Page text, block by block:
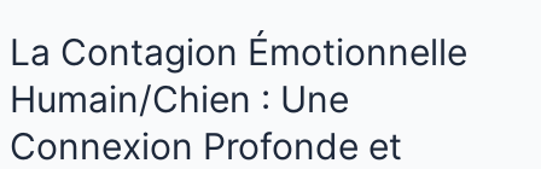
La Contagion Émotionnelle
Humain/Chien : Une
Connexion Profonde et